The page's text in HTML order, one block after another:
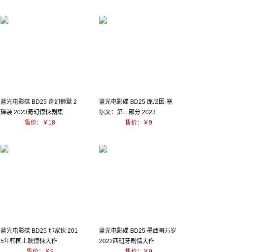
蓝光电影碟 BD25 奇幻狮鹫 2
碟装 2023奇幻惊悚剧集
售价：￥18
蓝光电影碟 BD25 庞尼因·塞
尔文：第二部分 2023
售价：￥9
蓝光电影碟 BD25 那家伙 201
5年韩国上映惊悚大作
蓝光电影碟 BD25 墨西哥万岁
2022西班牙剧情大作